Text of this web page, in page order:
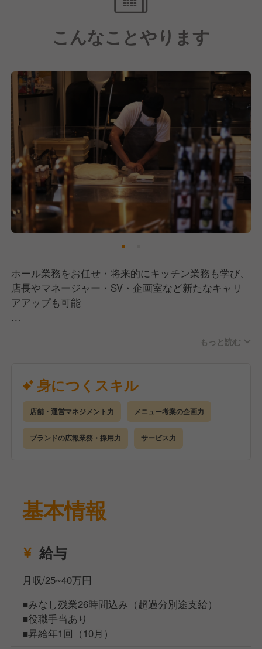
こんなことやります
ホール業務をお任せ・将来的にキッチン業務も学び、
店長やマネージャー・SV・企画室など新たなキャリ
アアップも可能
まずはサービス・衛生管理において基本オペレーショ
学び、得意なこと・挑戦したいこと・適正に合わせて
担当となる業務（フードクオリティ管理・フードコス
ト管理・サービス・衛生・販促企画などの中から１～
２つ）を決定し、それらに関して自由な発想でスタッ
フを巻き込み目標を達成し、よりよい店舗運営につな
げてください。
スーパーバイザーへの昇格を目指していただきま
す。
もっと読む
身につくスキル
店舗・運営マネジメント力 メニュー考案の企画力
ブランドの広報業務・採用力 サービス力
基本情報
給与
月収/25~40万円
■みなし残業26時間込み（超過分別途支給）
■役職手当あり
■昇給年1回（10月）